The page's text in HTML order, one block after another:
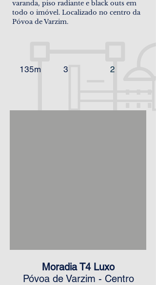
varanda, piso radiante e black outs em
todo o imóvel. Localizado no centro da
Póvoa de Varzim.
135m 3 2
Moradia T4 Luxo
Póvoa de Varzim - Centro